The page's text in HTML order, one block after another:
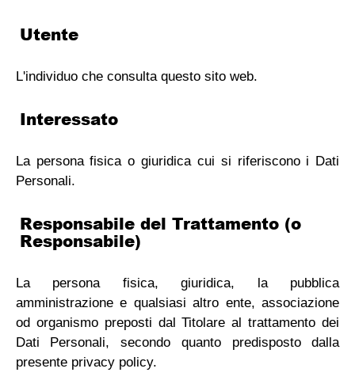
Utente
L'individuo che consulta questo sito web.
Interessato
La persona fisica o giuridica cui si riferiscono i Dati
Personali.
Responsabile del Trattamento (o
Responsabile)
La persona fisica, giuridica, la pubblica
amministrazione e qualsiasi altro ente, associazione
od organismo preposti dal Titolare al trattamento dei
Dati Personali, secondo quanto predisposto dalla
presente privacy policy.